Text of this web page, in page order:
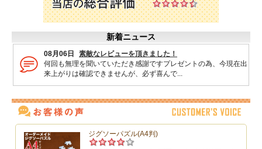
まとめ買いお値引き対象商品
2枚以上購入で、合計金額から
10％値引
4枚以上購入で、合計金額から
20％値引